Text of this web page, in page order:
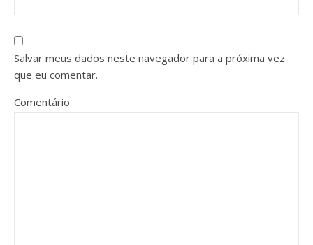
Salvar meus dados neste navegador para a próxima vez
que eu comentar.
Comentário